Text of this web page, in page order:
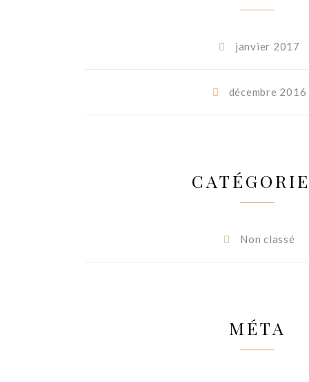
janvier 2017
décembre 2016
Non classé
MÉTA